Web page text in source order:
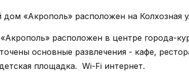
дом «Акрополь» расположен на Колхозная
расположен в центре города-
основные развлечения - кафе,
площадка. Wi-Fi интернет.